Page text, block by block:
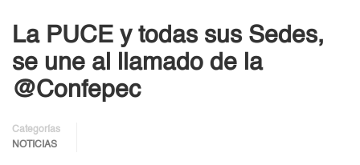
La PUCE y todas sus Sedes,
se une al llamado de la
@Confepec
Categorías
NOTICIAS